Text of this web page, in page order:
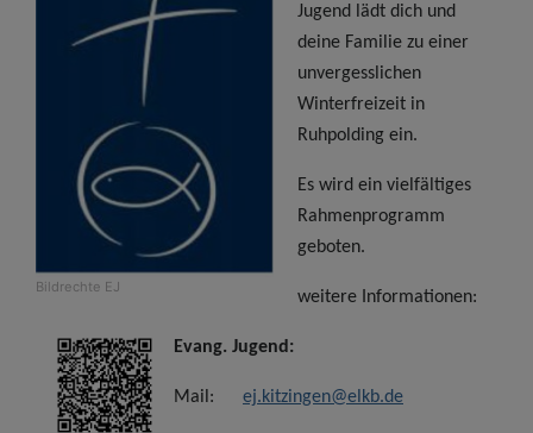
Bildrechte EJ
Jugend lädt dich und
deine Familie zu einer
unvergesslichen
Winterfreizeit in
Ruhpolding ein.
Es wird ein vielfältiges
Rahmenprogramm
geboten.
weitere Informationen:
Evang. Jugend:
Mail: ej.kitzingen@elkb.de